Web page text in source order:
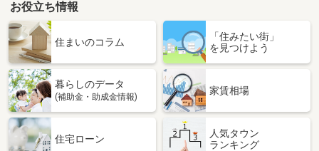
お役立ち情報
住まいのコラム
「住みたい街」
を見つけよう
暮らしのデータ
(補助金・助成金情報)
家賃相場
住宅ローン
人気タウン
ランキング